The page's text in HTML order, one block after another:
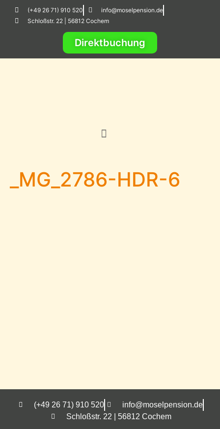
(+49 26 71) 910 520
info@moselpension.de
Schloßstr. 22 | 56812 Cochem
Direktbuchung
_MG_2786-HDR-6
(+49 26 71) 910 520
info@moselpension.de
Schloßstr. 22 | 56812 Cochem